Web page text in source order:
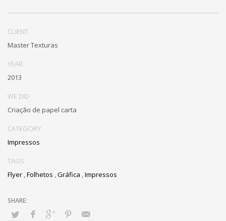
CLIENT
Master Texturas
YEAR
2013
WE DID
Criação de papel carta
CATEGORY
Impressos
TAGS
Flyer ,Folhetos ,Gráfica ,Impressos